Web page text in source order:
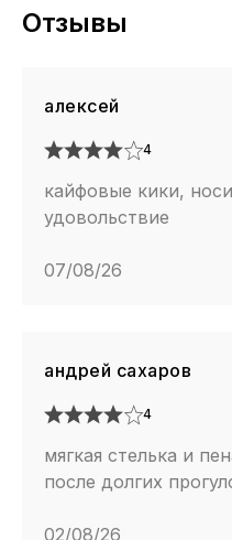
Отзывы
алексей
4
кайфовые кики,
удовольствие
07/08/26
андрей сахаров
4
мягкая стелька и
после долгих
02/08/26